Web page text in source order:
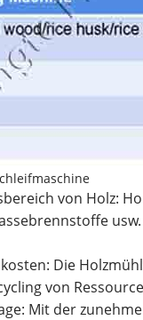
von Holz:
Die
von
Mit der